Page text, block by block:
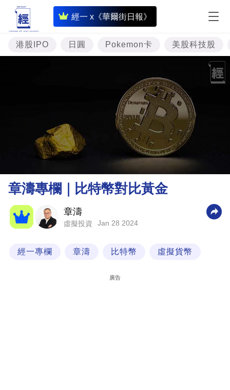
經一 x《華爾街日報》
即
時
財
經
資
樓
市
理
商
業
港股IPO 日圓 Pokemon卡 美股科技股
章濤專欄｜比特幣對比黃金
章濤
虛擬投資 Jan 28 2024
經一專欄 章濤 比特幣 虛擬貨幣
廣告